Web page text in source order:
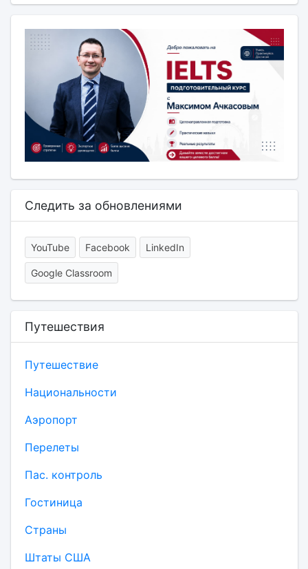
Следить за обновлениями
YouTube Facebook LinkedIn
Google Classroom
Путешествия
Путешествие
Национальности
Аэропорт
Перелеты
Пас. контроль
Гостиница
Страны
Штаты США